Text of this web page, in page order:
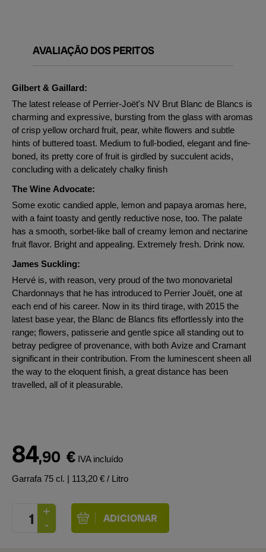
AVALIAÇÃO DOS PERITOS
Gilbert & Gaillard:
The latest release of Perrier-Joët's NV Brut Blanc de Blancs is
charming and expressive, bursting from the glass with aromas
of crisp yellow orchard fruit, pear, white flowers and subtle
hints of buttered toast. Medium to full-bodied, elegant and fine-
boned, its pretty core of fruit is girdled by succulent acids,
concluding with a delicately chalky finish
The Wine Advocate:
Some exotic candied apple, lemon and papaya aromas here,
with a faint toasty and gently reductive nose, too. The palate
has a smooth, sorbet-like ball of creamy lemon and nectarine
fruit flavor. Bright and appealing. Extremely fresh. Drink now.
James Suckling:
Hervé is, with reason, very proud of the two monovarietal
Chardonnays that he has introduced to Perrier Jouët, one at
each end of his career. Now in its third tirage, with 2015 the
latest base year, the Blanc de Blancs fits effortlessly into the
range; flowers, patisserie and gentle spice all standing out to
betray pedigree of provenance, with both Avize and Cramant
significant in their contribution. From the luminescent sheen all
the way to the eloquent finish, a great distance has been
travelled, all of it pleasurable.
84,90 € IVA incluído
Garrafa 75 cl. | 113,20 € / Litro